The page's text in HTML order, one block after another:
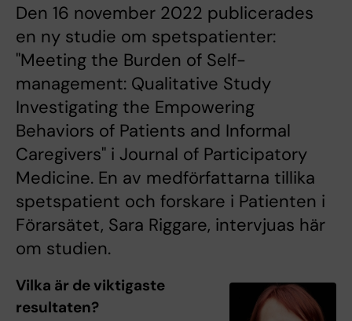
Den 16 november 2022 publicerades
en ny studie om spetspatienter:
"Meeting the Burden of Self-
management: Qualitative Study
Investigating the Empowering
Behaviors of Patients and Informal
Caregivers" i Journal of Participatory
Medicine. En av medförfattarna tillika
spetspatient och forskare i Patienten i
Förarsätet, Sara Riggare, intervjuas här
om studien.
Vilka är de viktigaste
resultaten?